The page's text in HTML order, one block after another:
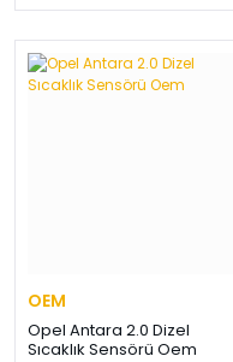
OEM
Opel Antara 2.0 Dizel
Sıcaklık Sensörü Oem